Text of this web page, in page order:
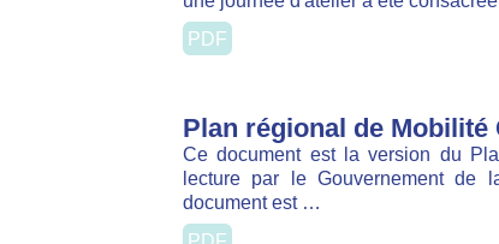
PDF
Plan régional de Mobilité
Ce document est la version du Plan
par le Gouvernement de la Région
PDF